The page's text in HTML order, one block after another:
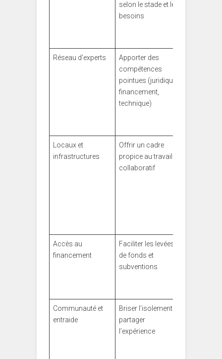
selon le stade et les
besoins
Réseau d’experts
Apporter des
compétences
pointues (juridique,
financement,
technique)
Locaux et
infrastructures
Offrir un cadre
propice au travail
collaboratif
Accès au
financement
Faciliter les levées
de fonds et
subventions
Communauté et
entraide
Briser l’isolement et
partager
l’expérience